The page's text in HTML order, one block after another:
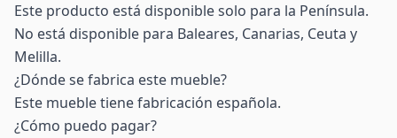
Este producto está disponible solo para la Península.
No está disponible para Baleares, Canarias, Ceuta y
Melilla.
¿Dónde se fabrica este mueble?
Este mueble tiene fabricación española.
¿Cómo puedo pagar?